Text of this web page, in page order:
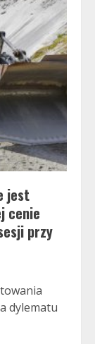
jest
cenie
przy
dylematu